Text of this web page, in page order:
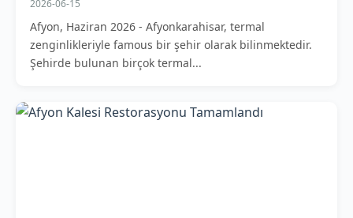
2026-06-15
Afyon, Haziran 2026 - Afyonkarahisar, termal
zenginlikleriyle famous bir şehir olarak bilinmektedir.
Şehirde bulunan birçok termal...